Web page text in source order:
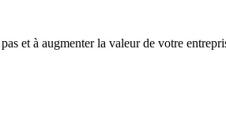
et à augmenter la valeur de votre